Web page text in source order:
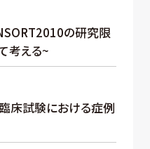
の研究限
考える~
床試験における症例